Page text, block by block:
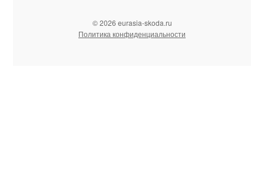
© 2026 eurasia-skoda.ru
Политика конфиденциальности